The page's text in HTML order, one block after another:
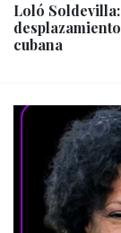
Loló
cubana